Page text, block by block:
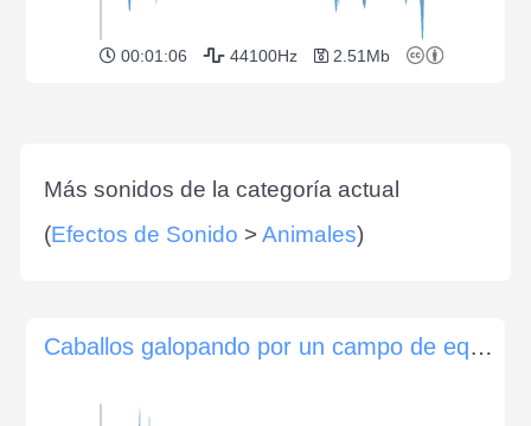
00:01:06 44100Hz 2.51Mb
Más sonidos de la categoría actual
(Efectos de Sonido >Animales)
Caballos galopando por un campo de equitación